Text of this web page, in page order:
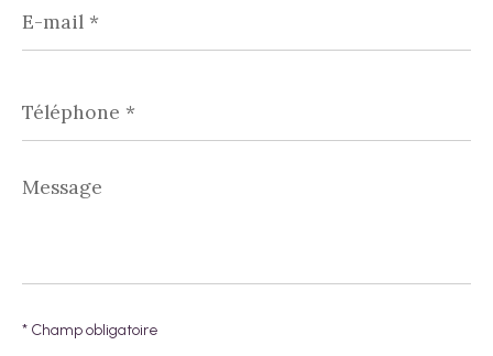
mail
*
*
Message
*
* Champ obligatoire